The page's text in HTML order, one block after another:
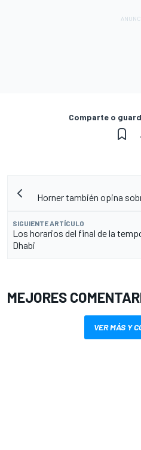
Comparte o
Horner también opina
SIGUIENTE ARTÍCULO
Los horarios del final de la
Dhabi
MEJORES
VER MÁS Y